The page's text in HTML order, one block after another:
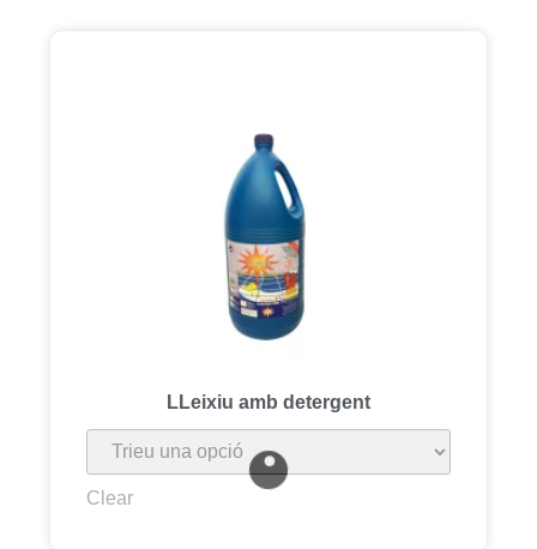
LLeixiu amb detergent
Clear